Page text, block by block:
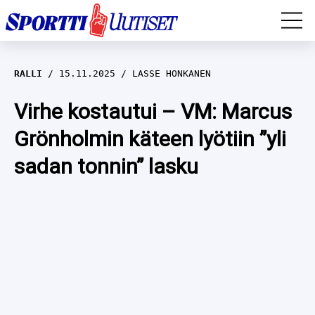
EM-YLEISURHEILU
JÄÄKIEKKO
YLEISURHEILU
WILMA HELTELÄ
TALVILAJIT
RALLI 15.11.2025 LASSE HONKANEN
Virhe kostautui – VM: Marcus
Grönholmin käteen lyötiin ”yli
sadan tonnin” lasku